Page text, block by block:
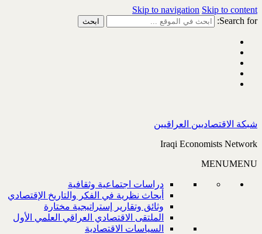
Skip to navigation Skip to content
Search for:
شبكة الاقتصاديين العراقيين
Iraqi Economists Network
MENUMENU
دراسات اجتماعية وثقافية
أبحاث نظرية في الفكر والتاريخ الإقتصادي
وثائق وتقارير إستراتيجية مختارة
الملتقى الاقتصادي العراقي العلمي الأول
السياسات الاقتصادية